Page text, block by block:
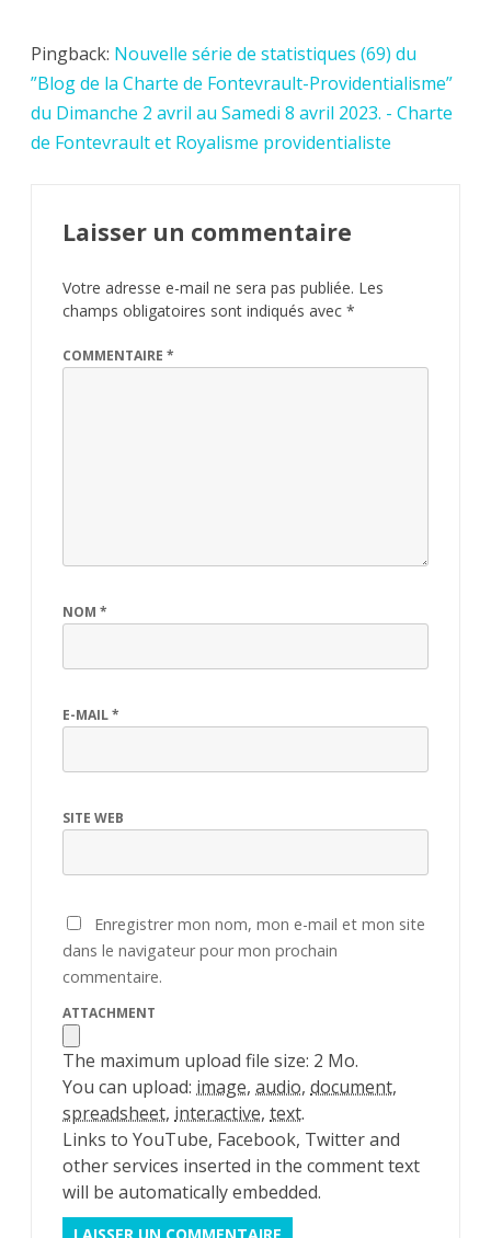
Pingback: Nouvelle série de statistiques (69) du
”Blog de la Charte de Fontevrault-Providentialisme”
du Dimanche 2 avril au Samedi 8 avril 2023. - Charte
de Fontevrault et Royalisme providentialiste
Laisser un commentaire
Votre adresse e-mail ne sera pas publiée. Les
champs obligatoires sont indiqués avec *
COMMENTAIRE *
NOM *
E-MAIL*
SITE WEB
Enregistrer mon nom, mon e-mail et mon site
dans le navigateur pour mon prochain
commentaire.
ATTACHMENT
The maximum upload file size: 2 Mo.
You can upload: image, audio, document,
spreadsheet, interactive, text.
Links to YouTube, Facebook, Twitter and
other services inserted in the comment text
will be automatically embedded.